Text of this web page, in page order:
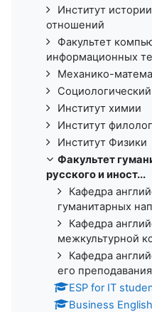
Институт
отношений
Факультет
информационных
Механико-
Институт химии
Институт
Институт Физики
Факультет
русского и иност...
Кафедра
гуманитарных
Кафедра
межкультурной
Кафедра
его преподавания
ESP for IT
Business